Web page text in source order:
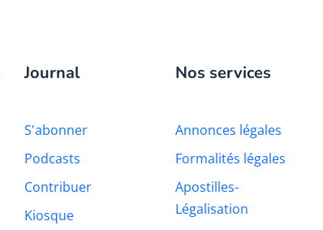
Journal
S'abonner
Podcasts
Contribuer
Kiosque
Nos services
Annonces légales
Formalités légales
Apostilles-
Légalisation